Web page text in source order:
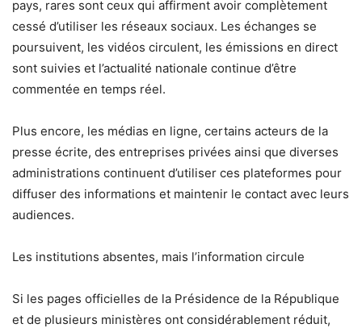
pays, rares sont ceux qui affirment avoir complètement
cessé d’utiliser les réseaux sociaux. Les échanges se
poursuivent, les vidéos circulent, les émissions en direct
sont suivies et l’actualité nationale continue d’être
commentée en temps réel.
Plus encore, les médias en ligne, certains acteurs de la
presse écrite, des entreprises privées ainsi que diverses
administrations continuent d’utiliser ces plateformes pour
diffuser des informations et maintenir le contact avec leurs
audiences.
Les institutions absentes, mais l’information circule
Si les pages officielles de la Présidence de la République
et de plusieurs ministères ont considérablement réduit,